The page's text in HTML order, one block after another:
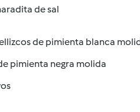
de sal
de pimienta blanca
pimienta negra molida